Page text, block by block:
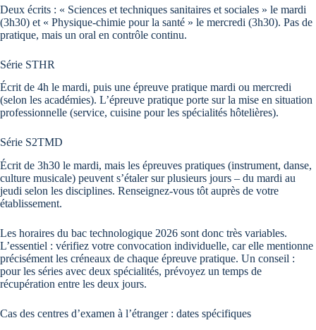
Deux écrits : « Sciences et techniques sanitaires et sociales » le mardi
(3h30) et « Physique-chimie pour la santé » le mercredi (3h30). Pas de
pratique, mais un oral en contrôle continu.
Série STHR
Écrit de 4h le mardi, puis une épreuve pratique mardi ou mercredi
(selon les académies). L’épreuve pratique porte sur la mise en situation
professionnelle (service, cuisine pour les spécialités hôtelières).
Série S2TMD
Écrit de 3h30 le mardi, mais les épreuves pratiques (instrument, danse,
culture musicale) peuvent s’étaler sur plusieurs jours – du mardi au
jeudi selon les disciplines. Renseignez-vous tôt auprès de votre
établissement.
Les horaires du bac technologique 2026 sont donc très variables.
L’essentiel : vérifiez votre convocation individuelle, car elle mentionne
précisément les créneaux de chaque épreuve pratique. Un conseil :
pour les séries avec deux spécialités, prévoyez un temps de
récupération entre les deux jours.
Cas des centres d’examen à l’étranger : dates spécifiques